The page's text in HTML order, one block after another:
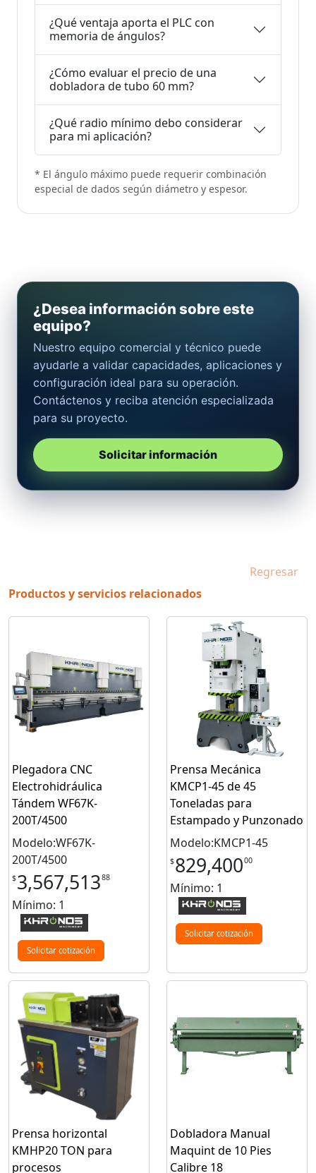
¿Qué ventaja aporta el PLC con
memoria de ángulos?
¿Cómo evaluar el precio de una
dobladora de tubo 60 mm?
¿Qué radio mínimo debo considerar
para mi aplicación?
* El ángulo máximo puede requerir combinación
especial de dados según diámetro y espesor.
¿Desea información sobre este
equipo?
Nuestro equipo comercial y técnico puede
ayudarle a validar capacidades, aplicaciones y
configuración ideal para su operación.
Contáctenos y reciba atención especializada
para su proyecto.
Solicitar información
Regresar
Productos y servicios relacionados
Plegadora CNC
Electrohidráulica
Tándem WF67K-
200T/4500
Modelo:WF67K-
200T/4500
$3,567,51388
Mínimo: 1
Solicitar cotización
Prensa Mecánica
KMCP1-45 de 45
Toneladas para
Estampado y Punzonado
Modelo:KMCP1-45
$829,40000
Mínimo: 1
Solicitar cotización
Prensa horizontal
KMHP20 TON para
procesos
Dobladora Manual
Maquint de 10 Pies
Calibre 18